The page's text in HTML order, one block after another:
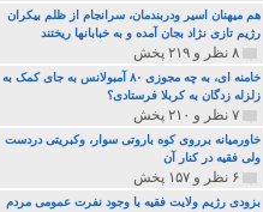
هم میهنان اسیر ودربندمان، سرانجام از ظلم بیکران
رژیم تازی نژاد بجان آمده و به خبابانها ریختند
۸ نظر و ۲۱۹ پخش
خامنه ای، به چه مجوزی ۸۰ آمبولانس به جای کمک به
زلزله زدگان به کربلا فرستادی؟
۷ نظر و ۲۱۰ پخش
خاورمیانه برروی کوه باروتی سوار، وکبریتی دردست
ولی فقیه در کنار آن
۶ نظر و ۱۵۷ پخش
بزودی رژیم ولایت فقیه با وجود نفرت عمومی مردم